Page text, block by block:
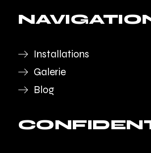
Installations
Galerie
Blog